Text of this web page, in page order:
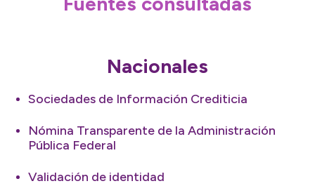
Nacionales
Sociedades de Información Crediticia
Nómina Transparente de la Administración
Pública Federal
Validación de identidad